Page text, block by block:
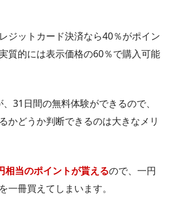
ジットカード決済なら40％がポイン
質的には表示価格の60％で購入可能
31日間の無料体験ができるので、
かどうか判断できるのは大きなメリ
相当のポイントが貰えるので、一円
一冊買えてしまいます。